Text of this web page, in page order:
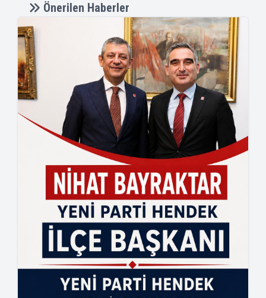
Önerilen Haberler